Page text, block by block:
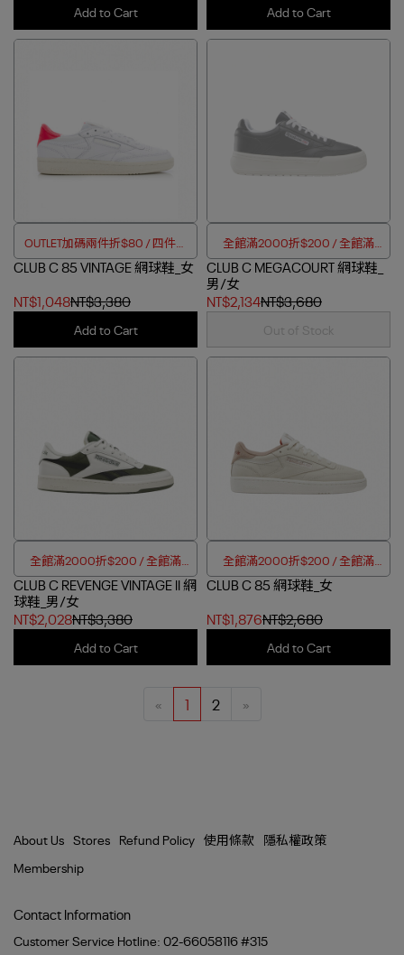
Add to Cart Add to Cart
OUTLET加碼兩件折$80 / 四件折
$188
CLUB C 85 VINTAGE 網球鞋_女
NT$1,048NT$3,380
Add to Cart
全館滿2000折$200 / 全館滿
4000折$350
CLUB C MEGACOURT 網球鞋_
男/女
NT$2,134NT$3,680
Out of Stock
全館滿2000折$200 / 全館滿
4000折$350
CLUB C REVENGE VINTAGE II 網
球鞋_男/女
NT$2,028NT$3,380
Add to Cart
全館滿2000折$200 / 全館滿
4000折$350
CLUB C 85 網球鞋_女
NT$1,876NT$2,680
Add to Cart
« 1 2 »
About Us Stores Refund Policy 使用條款
隱私權政策
Membership
Contact Information
Customer Service Hotline: 02-66058116 #315